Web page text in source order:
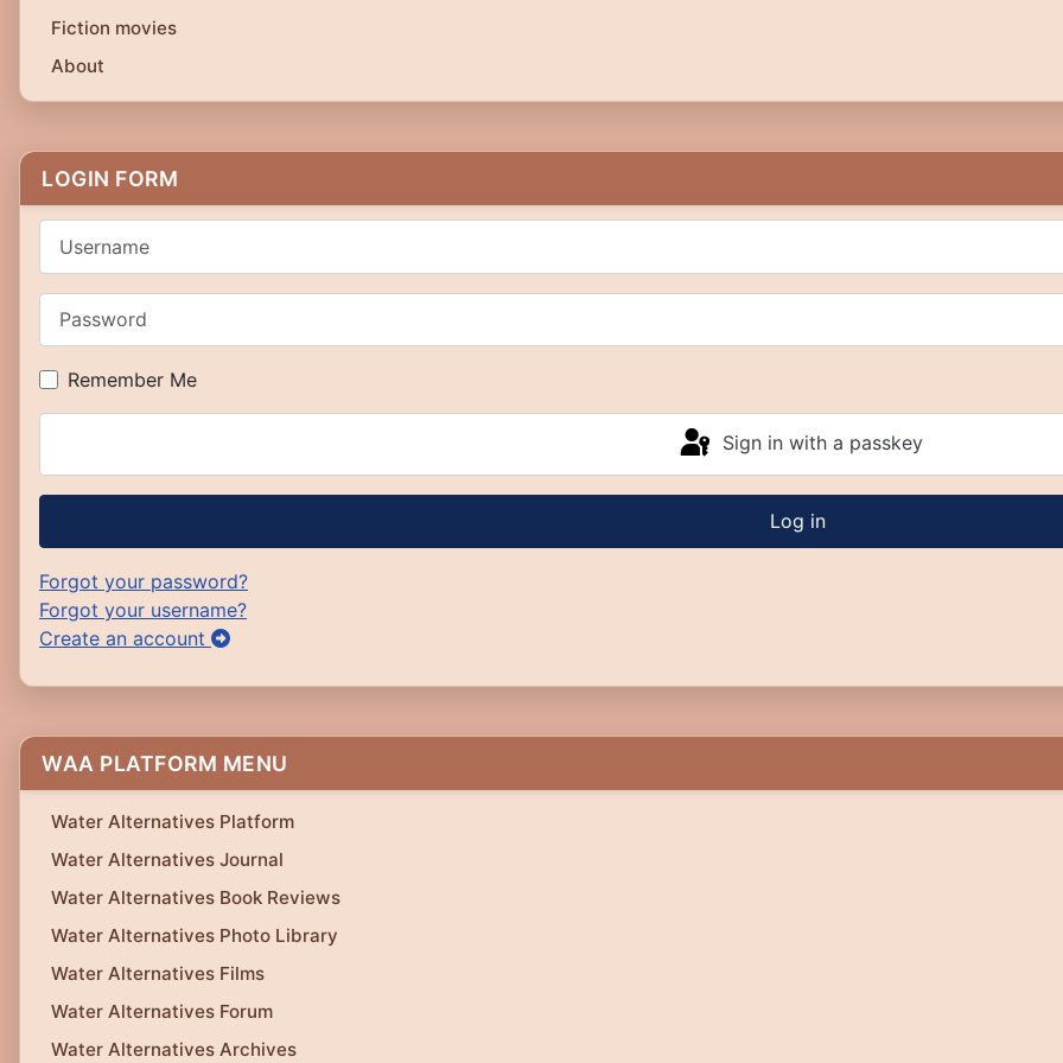
Fiction movies
About
LOGIN FORM
Remember Me
Sign in with a passkey
Log in
Forgot your password?
Forgot your username?
Create an account
WAA PLATFORM MENU
Water Alternatives Platform
Water Alternatives Journal
Water Alternatives Book Reviews
Water Alternatives Photo Library
Water Alternatives Films
Water Alternatives Forum
Water Alternatives Archives